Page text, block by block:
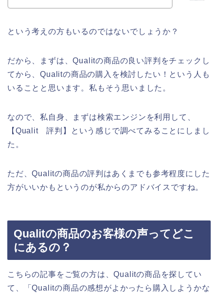
という考えの方もいるのではないでしょうか？
だから、まずは、Qualitの商品の良い評判をチェックし
てから、Qualitの商品の購入を検討したい！という人も
いることと思います。私もそう思いました。
なので、私自身、まずは検索エンジンを利用して、
【Qualit 評判】という感じで調べてみることにしまし
た。
ただ、Qualitの商品の評判はあくまでも参考程度にした
方がいいかもというのが私からのアドバイスですね。
Qualitの商品のお客様の声ってどこ
にあるの？
こちらの記事をご覧の方は、Qualitの商品を探してい
て、「Qualitの商品の感想がよかったら購入しようかな